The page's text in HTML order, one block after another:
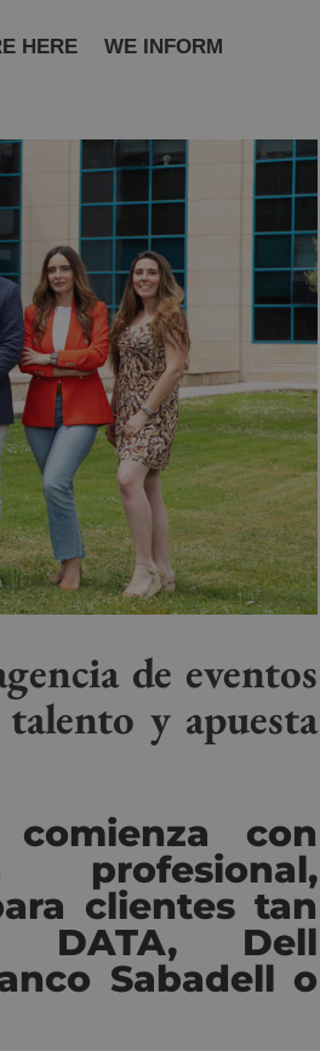
HERE WE INFORM
de eventos
y apuesta
con
clientes tan
DATA, Dell
Sabadell o